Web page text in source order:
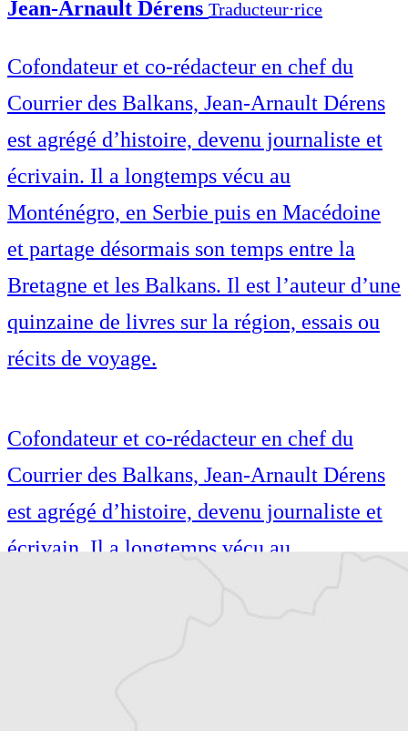
Jean-Arnault Dérens Traducteur⋅rice
Cofondateur et co-rédacteur en chef du
Courrier des Balkans, Jean-Arnault Dérens
est agrégé d’histoire, devenu journaliste et
écrivain. Il a longtemps vécu au
Monténégro, en Serbie puis en Macédoine
et partage désormais son temps entre la
Bretagne et les Balkans. Il est l’auteur d’une
quinzaine de livres sur la région, essais ou
récits de voyage.
Cofondateur et co-rédacteur en chef du
Courrier des Balkans, Jean-Arnault Dérens
est agrégé d’histoire, devenu journaliste et
écrivain. Il a longtemps vécu au